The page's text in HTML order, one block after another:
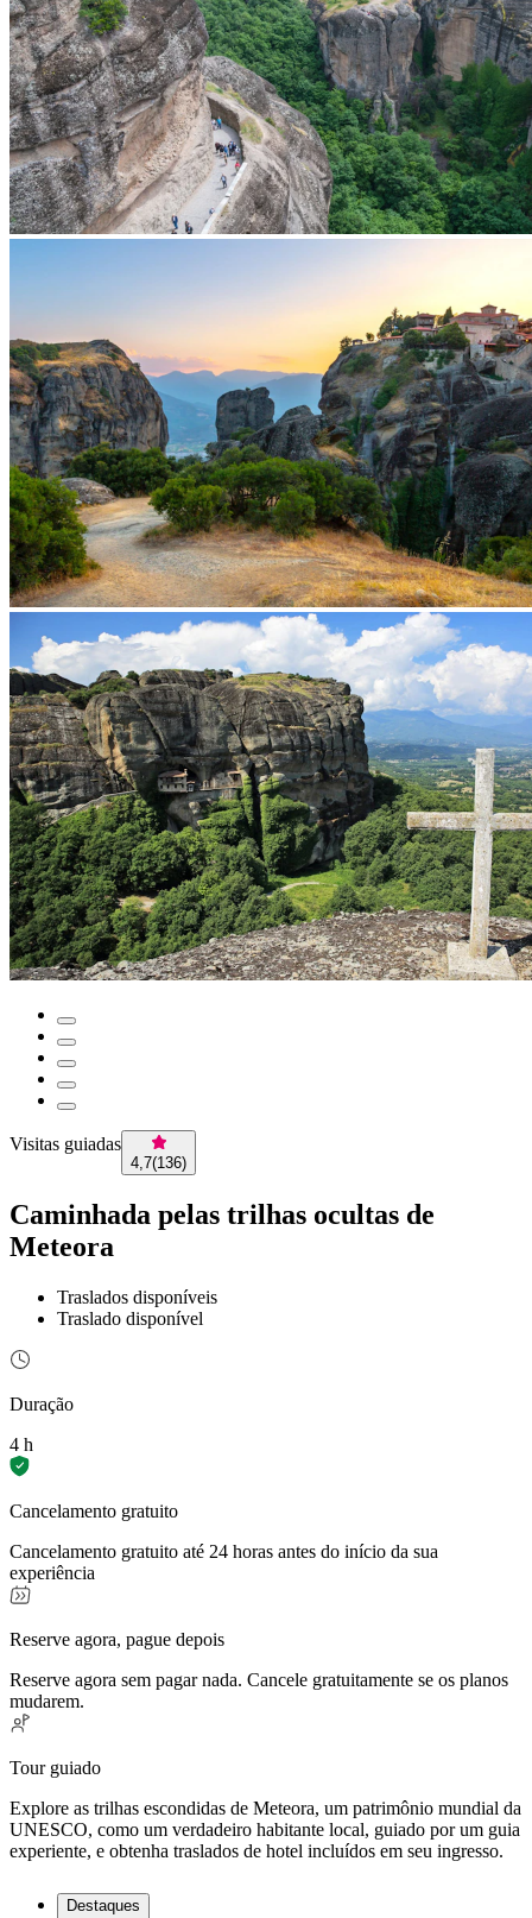
Visitas guiadas
4,7(136)
Caminhada pelas trilhas ocultas de
Meteora
Traslados disponíveis
Traslado disponível
Duração
4 h
Cancelamento gratuito
Cancelamento gratuito até 24 horas antes do início da sua
experiência
Reserve agora, pague depois
Reserve agora sem pagar nada. Cancele gratuitamente se os planos
mudarem.
Tour guiado
Explore as trilhas escondidas de Meteora, um patrimônio mundial da
UNESCO, como um verdadeiro habitante local, guiado por um guia
experiente, e obtenha traslados de hotel incluídos em seu ingresso.
Destaques